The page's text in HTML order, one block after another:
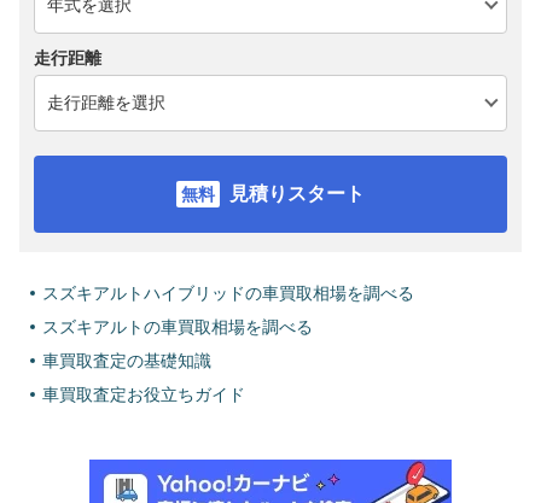
走行距離
見積りスタート
スズキアルトハイブリッドの車買取相場を調べる
スズキアルトの車買取相場を調べる
車買取査定の基礎知識
車買取査定お役立ちガイド